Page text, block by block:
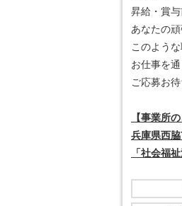
昇給・賞与
あなたの
このよう
お仕事を
ご応募お
【事業所
兵庫県西
「社会福